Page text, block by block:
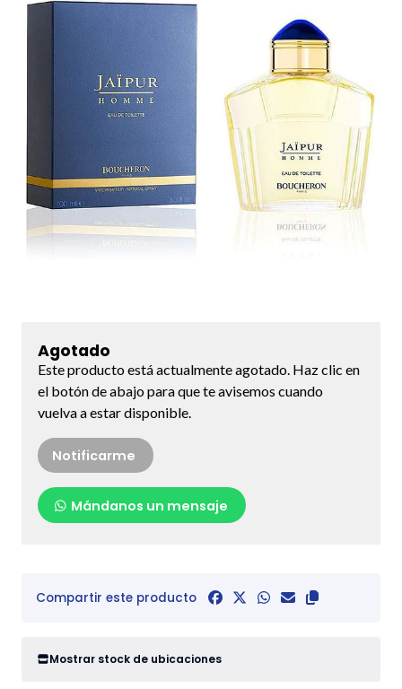
Agotado
Este producto está actualmente agotado. Haz clic en
el botón de abajo para que te avisemos cuando
vuelva a estar disponible.
Notificarme
Mándanos un mensaje
Compartir este producto
Mostrar stock de ubicaciones